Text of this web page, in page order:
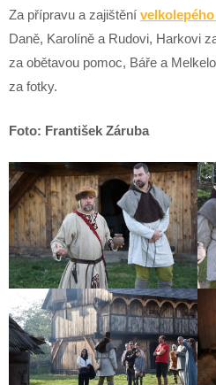
Za přípravu a zajištění
Daně, Karolíně a Rudovi, Harkovi
za obětavou pomoc, Báře a
za fotky.
Foto: František Záruba